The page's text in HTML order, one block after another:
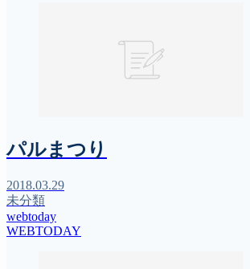
パルまつり
2018.03.29
未分類
webtoday
WEBTODAY